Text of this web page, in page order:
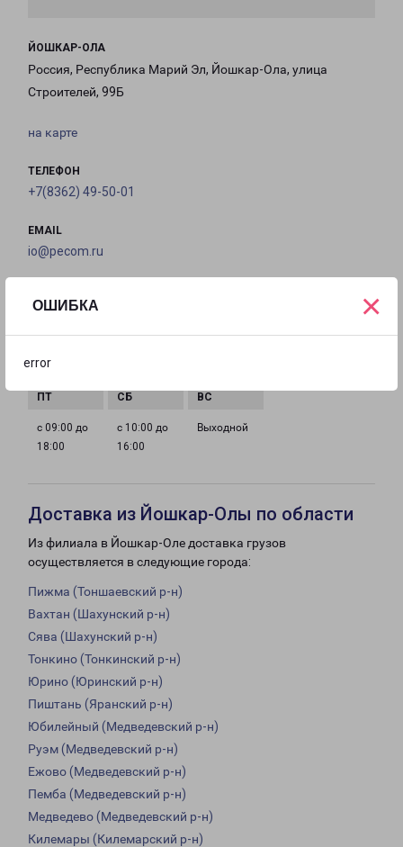
ОШИБКА
error
×
ЙОШКАР-ОЛА
Россия, Республика Марий Эл, Йошкар-Ола, улица
Строителей, 99Б
на карте
ТЕЛЕФОН
+7(8362) 49-50-01
EMAIL
io@pecom.ru
18:00
с 09:00 до
18:00
с 10:00 до
16:00
Выходной
Доставка из Йошкар-Олы по области
Из филиала в Йошкар-Оле доставка грузов
осуществляется в следующие города:
Пижма (Тоншаевский р-н)
Вахтан (Шахунский р-н)
Сява (Шахунский р-н)
Тонкино (Тонкинский р-н)
Юрино (Юринский р-н)
Пиштань (Яранский р-н)
Юбилейный (Медведевский р-н)
Руэм (Медведевский р-н)
Ежово (Медведевский р-н)
Пемба (Медведевский р-н)
Медведево (Медведевский р-н)
Килемары (Килемарский р-н)